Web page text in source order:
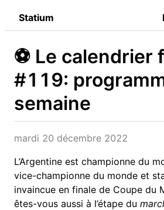
Statium
⚽️ Le calendrier
#119:
semaine
mardi 20 décembre 2022
L’Argentine est championne du
vice-championne du monde et
invaincue en finale de Coupe du
êtes-vous aussi à l’étape du